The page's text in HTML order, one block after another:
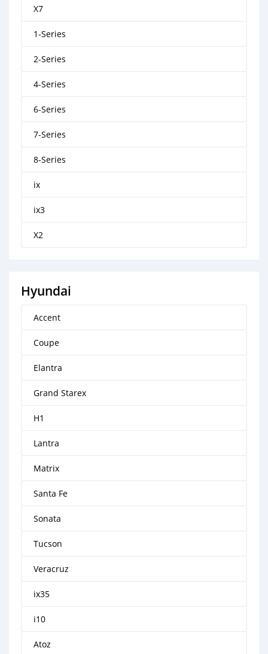
X7
1-Series
2-Series
4-Series
6-Series
7-Series
8-Series
ix
ix3
X2
Hyundai
Accent
Coupe
Elantra
Grand Starex
H1
Lantra
Matrix
Santa Fe
Sonata
Tucson
Veracruz
ix35
i10
Atoz